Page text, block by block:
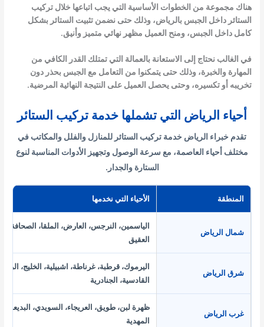
هناك مجموعة من الخطوات الأساسية التي يجب اتباعها خلال تركيب
الستائر داخل الجبس بالرياض، وذلك حتى نضمن تثبيت الستائر بشكل
كامل داخل الجبس، ومنح العميل مظهر نهائي متميز وأنيق.
في الغالب نحتاج إلى الاستعانة بالعمالة التي تمتلك القدر الكافي من
المهارة والخبرة، وذلك حتى يتمكنوا من التعامل مع الجبس بحذر دون
تخريبه أو تكسيره، وحتى يحصل العميل على النتيجة النهائية المرضية.
أحياء الرياض التي تشملها خدمة تركيب الستائر
تقدم خبراء الرياض خدمة تركيب الستائر للمنازل والفلل والمكاتب في
مختلف أحياء العاصمة، مع سرعة الوصول وتجهيز الأدوات المناسبة لنوع
الستارة والجدار.
المنطقة الأحياء التي نخدمها
شمال الرياض
الياسمين، النرجس، العارض، الملقا، الصحافة،
العقيق
شرق الرياض
اليرموك، قرطبة، غرناطة، اشبيلية، الخليج،
القادسية، الجنادرية
غرب الرياض
ظهرة لبن، طويق، العريجاء، السويدي، البديعة،
المهدية